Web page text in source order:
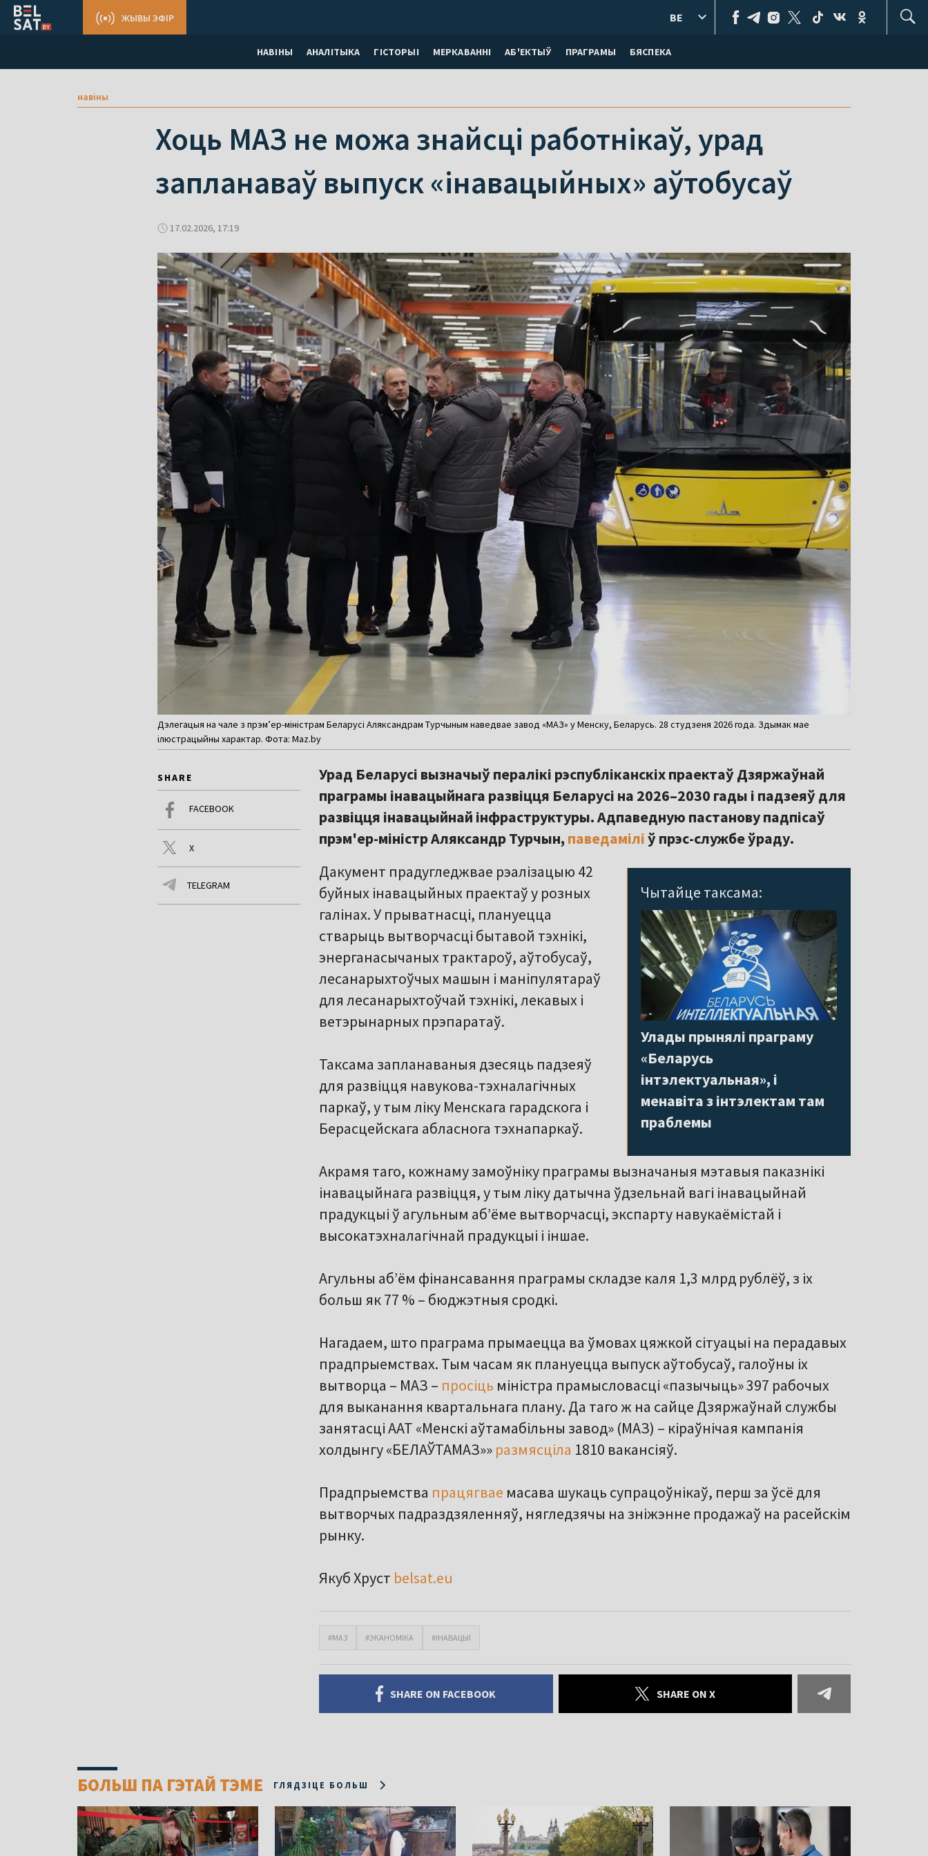
НАВІНЫ АНАЛІТЫКА ГІСТОРЫІ МЕРКАВАННI АБ'ЕКТЫЎ ПРАГРАМЫ БЯСПЕКА
ЖЫВЫ ЭФІР BE
навіны
Хоць МАЗ не можа знайсці работнікаў, урад
запланаваў выпуск «інавацыйных» аўтобусаў
17.02.2026, 17:19
Дэлегацыя на чале з прэм’ер-міністрам Беларусі Аляксандрам Турчыным наведвае завод «МАЗ» у Менску, Беларусь. 28 студзеня 2026 года. Здымак мае
ілюстрацыйны характар. Фота: Maz.by
SHARE
FACEBOOK
X
TELEGRAM
Урад Беларусі вызначыў пералікі рэспубліканскіх праектаў Дзяржаўнай
праграмы інавацыйнага развіцця Беларусі на 2026–2030 гады і падзеяў для
развіцця інавацыйнай інфраструктуры. Адпаведную пастанову падпісаў
прэм'ер-міністр Аляксандр Турчын, паведаміліў прэс-службе ўраду.
Чытайце таксама:
Улады прынялі праграму
«Беларусь
інтэлектуальная», і
менавіта з інтэлектам там
праблемы
Дакумент прадугледжвае рэалізацыю 42
буйных інавацыйных праектаў у розных
галінах. У прыватнасці, плануецца
стварыць вытворчасці бытавой тэхнікі,
энерганасычаных трактароў, аўтобусаў,
лесанарыхтоўчых машын і маніпулятараў
для лесанарыхтоўчай тэхнікі, лекавых і
ветэрынарных прэпаратаў.
Таксама запланаваныя дзесяць падзеяў
для развіцця навукова-тэхналагічных
паркаў, у тым ліку Менскага гарадскога і
Берасцейскага абласнога тэхнапаркаў.
Акрамя таго, кожнаму замоўніку праграмы вызначаныя мэтавыя паказнікі
інавацыйнага развіцця, у тым ліку датычна ўдзельнай вагі інавацыйнай
прадукцыі ў агульным абʼёме вытворчасці, экспарту навукаёмістай і
высокатэхналагічнай прадукцыі і іншае.
Агульны абʼём фінансавання праграмы складзе каля 1,3 млрд рублёў, з іх
больш як 77 % – бюджэтныя сродкі.
Нагадаем, што праграма прымаецца ва ўмовах цяжкой сітуацыі на перадавых
прадпрыемствах. Тым часам як плануецца выпуск аўтобусаў, галоўны іх
вытворца – МАЗ – просіць міністра прамысловасці «пазычыць» 397 рабочых
для выканання квартальнага плану. Да таго ж на сайце Дзяржаўнай службы
занятасці ААТ «Менскі аўтамабільны завод» (МАЗ) – кіраўнічая кампанія
холдынгу «БЕЛАЎТАМАЗ»» размясціла 1810 вакансіяў.
Прадпрыемства працягвае масава шукаць супрацоўнікаў, перш за ўсё для
вытворчых падраздзяленняў, нягледзячы на зніжэнне продажаў на расейскім
рынку.
Якуб Хруст belsat.eu
#МАЗ #ЭКАНОМІКА #ІНАВАЦЫІ
SHARE ON FACEBOOK SHARE ON X
БОЛЬШ ПА ГЭТАЙ ТЭМЕ ГЛЯДЗІЦЕ БОЛЬШ